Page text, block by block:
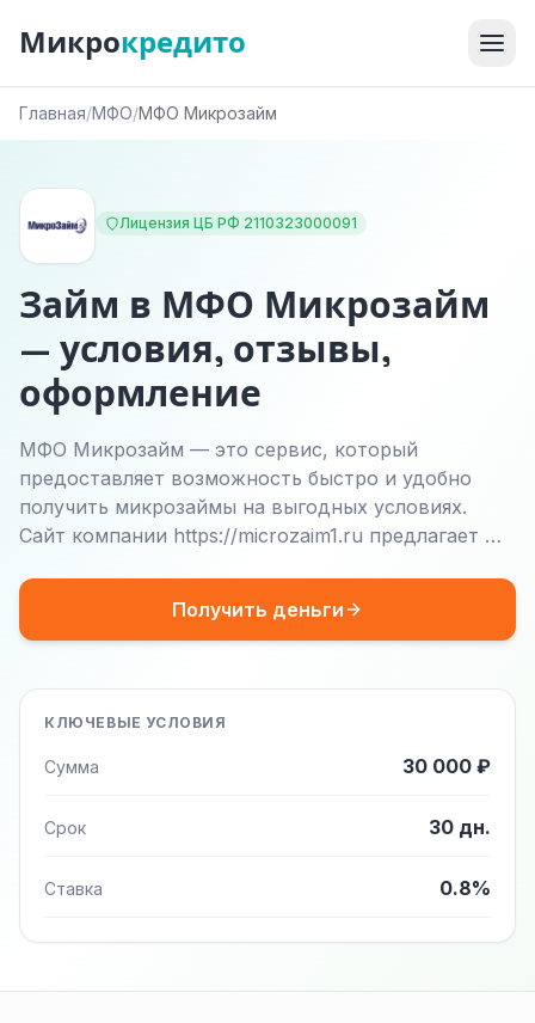
Микрокредито
Главная/МФО/МФО Микрозайм
Лицензия ЦБ РФ 2110323000091
Займ в МФО Микрозайм
— условия, отзывы,
оформление
МФО Микрозайм — это сервис, который
предоставляет возможность быстро и удобно
получить микрозаймы на выгодных условиях.
Сайт компании https://microzaim1.ru предлагает …
Получить деньги
КЛЮЧЕВЫЕ УСЛОВИЯ
Сумма 30 000 ₽
Срок 30 дн.
Ставка 0.8%